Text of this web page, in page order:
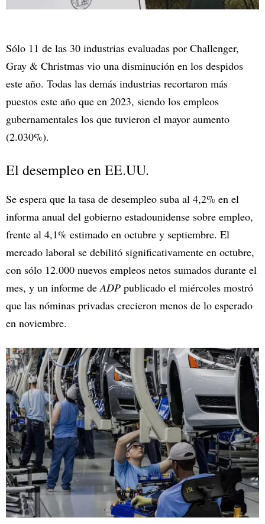
Sólo 11 de las 30 industrias evaluadas por Challenger,
Gray & Christmas vio una disminución en los despidos
este año. Todas las demás industrias recortaron más
puestos este año que en 2023, siendo los empleos
gubernamentales los que tuvieron el mayor aumento
(2.030%).
El desempleo en EE.UU.
Se espera que la tasa de desempleo suba al 4,2% en el
informa anual del gobierno estadounidense sobre empleo,
frente al 4,1% estimado en octubre y septiembre. El
mercado laboral se debilitó significativamente en octubre,
con sólo 12.000 nuevos empleos netos sumados durante el
mes, y un informe deADP publicado el miércoles mostró
que las nóminas privadas crecieron menos de lo esperado
en noviembre.